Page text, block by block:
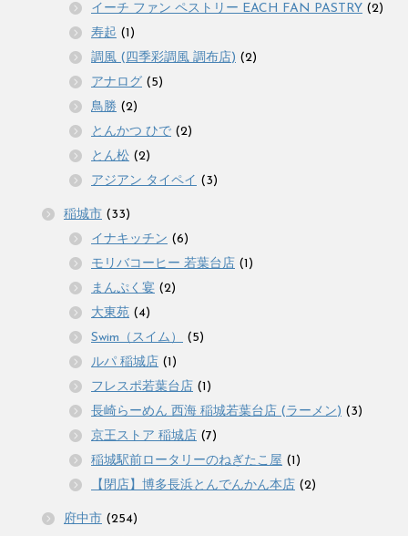
イーチ ファン ペストリー EACH FAN PASTRY (2)
寿起 (1)
調風 (四季彩調風 調布店) (2)
アナログ (5)
鳥勝 (2)
とんかつ ひで (2)
とん松 (2)
アジアン タイペイ (3)
稲城市 (33)
イナキッチン (6)
モリバコーヒー 若葉台店 (1)
まんぷく宴 (2)
大東苑 (4)
Swim（スイム）
(5)
ルパ 稲城店 (1)
フレスポ若葉台店 (1)
長崎らーめん 西海 稲城若葉台店 (ラーメン) (3)
京王ストア 稲城店 (7)
稲城駅前ロータリーのねぎたこ屋 (1)
【閉店】博多長浜とんでんかん本店 (2)
府中市 (254)